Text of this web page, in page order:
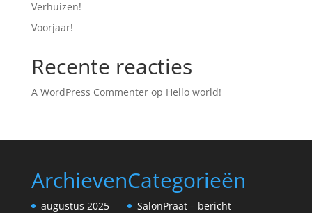
Verhuizen!
Voorjaar!
Recente reacties
A WordPress Commenterop Hello world!
Archieven
augustus 2025
Categorieën
SalonPraat – bericht